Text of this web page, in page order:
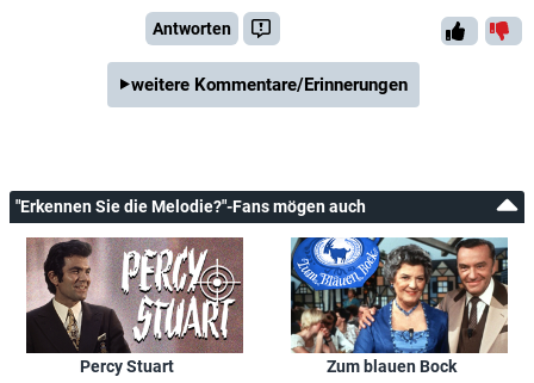
Antworten
weitere Kommentare/Erinnerungen
"Erkennen Sie die Melodie?"-Fans mögen auch
Percy Stuart Zum blauen Bock